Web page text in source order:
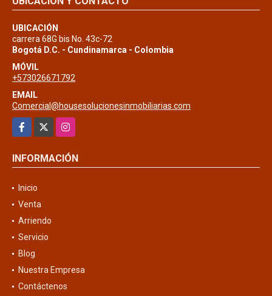
UBICACIÓN
carrera 68G bis No. 43c-72
Bogotá D.C. - Cundinamarca - Colombia
MÓVIL
+573026671792
EMAIL
Comercial@housesolucionesinmobiliarias.com
Facebook
Instagram
INFORMACIÓN
Inicio
Venta
Arriendo
Servicio
Blog
Nuestra Empresa
Contáctenos